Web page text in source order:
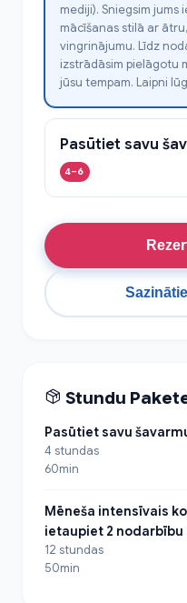
mediji). Sniegsim
mācīšanas stilā ar
vingrinājumu. Līdz
izstrādāsim pielāgotu
jūsu tempam. Laipni
4–6
Stundu
Pasūtiet savu
4 stundas
60min
Mēneša intensīvais
ietaupiet 2 nodarbību
12 stundas
50min